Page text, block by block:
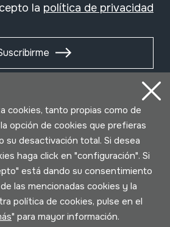
la política de privacidad
Política de cookies
cookies, tanto propias como de
opción de cookies que prefieras
su desactivación total. Si desea
haga click en "configuración". Si
está dando su consentimiento
las mencionadas cookies y la
política de cookies, pulse en el
" para mayor información.